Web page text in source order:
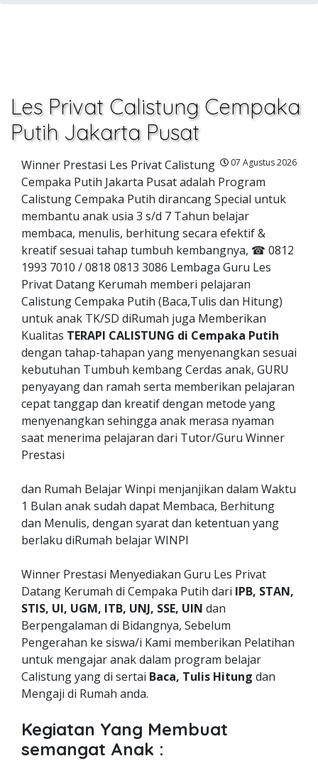
Les Privat Calistung Cempaka
Putih Jakarta Pusat
07 Agustus 2026
Winner Prestasi Les Privat Calistung
Cempaka Putih Jakarta Pusat adalah Program
Calistung Cempaka Putih dirancang Special untuk
membantu anak usia 3 s/d 7 Tahun belajar
membaca, menulis, berhitung secara efektif &
kreatif sesuai tahap tumbuh kembangnya, ☎ 0812
1993 7010 / 0818 0813 3086 Lembaga Guru Les
Privat Datang Kerumah memberi pelajaran
Calistung Cempaka Putih (Baca,Tulis dan Hitung)
untuk anak TK/SD diRumah juga Memberikan
Kualitas TERAPI CALISTUNG di Cempaka Putih
dengan tahap-tahapan yang menyenangkan sesuai
kebutuhan Tumbuh kembang Cerdas anak, GURU
penyayang dan ramah serta memberikan pelajaran
cepat tanggap dan kreatif dengan metode yang
menyenangkan sehingga anak merasa nyaman
saat menerima pelajaran dari Tutor/Guru Winner
Prestasi
dan Rumah Belajar Winpi menjanjikan dalam Waktu
1 Bulan anak sudah dapat Membaca, Berhitung
dan Menulis, dengan syarat dan ketentuan yang
berlaku diRumah belajar WINPI
Winner Prestasi Menyediakan Guru Les Privat
Datang Kerumah di Cempaka Putih dari IPB, STAN,
STIS, UI, UGM, ITB, UNJ, SSE, UIN dan
Berpengalaman di Bidangnya, Sebelum
Pengerahan ke siswa/i Kami memberikan Pelatihan
untuk mengajar anak dalam program belajar
Calistung yang di sertai Baca, Tulis Hitung dan
Mengaji di Rumah anda.
Kegiatan Yang Membuat
semangat Anak :